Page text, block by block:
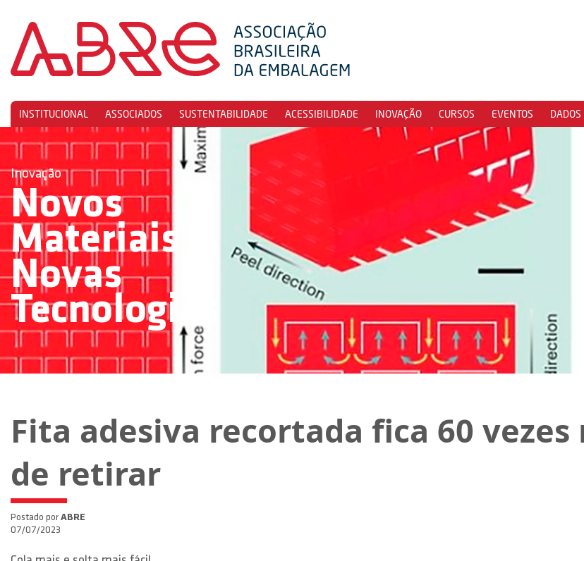
INSTITUCIONAL ASSOCIADOS SUSTENTABILIDADE ACESSIBILIDADE INOVAÇÃO CURSOS EVENTOS DADOS
Inovação
Novos
Materiais &
Novas
Tecnologias
Fita adesiva recortada fica 60
de retirar
Postado por ABRE
07/07/2023